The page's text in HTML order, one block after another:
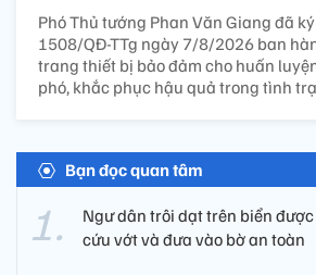
Phó Thủ tướng Phan Văn Giang đã
1508/QĐ-TTg ngày 7/8/2026 ban
trang thiết bị bảo đảm cho huấn
phó, khắc phục hậu quả trong tình
Bạn đọc quan tâm
Ngư dân trôi dạt trên biển được
cứu vớt và đưa vào bờ an toàn